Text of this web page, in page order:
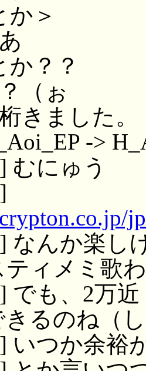
か＞
か？？
（ぉ
きました。
->
] むにゅう
]
] なんか楽し
ティメミ歌
] でも、2万
きるのね（
] いつか余裕